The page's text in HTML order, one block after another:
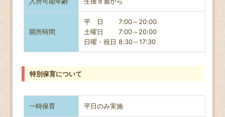
開所時間
平 日 7:00～20:00
土曜日7:00～20:00
日曜・祝日 8:30～17:30
特別保育について
一時保育 平日のみ実施